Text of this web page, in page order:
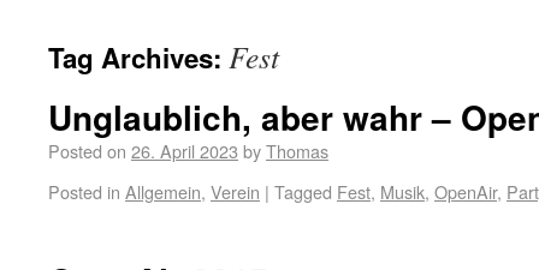
Tag Archives: Fest
Unglaublich, aber wahr –
Posted on 26. April 2023 byThomas
Posted in Allgemein, Verein | Tagged Fest, Musik, OpenAir,